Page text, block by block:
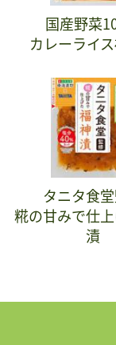
国産野菜
カレーライ
タニタ食
糀の甘みで仕
漬